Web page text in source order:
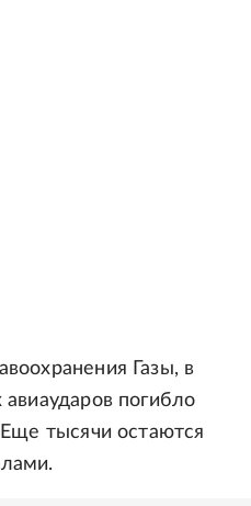
Газы, в
авиаударов погибло
тысячи остаются